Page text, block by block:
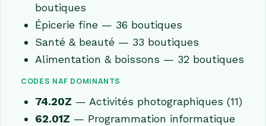
boutiques
Épicerie fine — 36 boutiques
Santé & beauté — 33 boutiques
Alimentation & boissons — 32 boutiques
CODES NAF DOMINANTS
74.20Z — Activités photographiques (11)
62.01Z — Programmation informatique